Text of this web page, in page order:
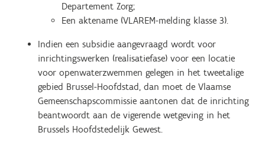
Departement Zorg;
Een aktename (VLAREM-melding klasse 3).
Indien een subsidie aangevraagd wordt voor
inrichtingswerken (realisatiefase) voor een locatie
voor openwaterzwemmen gelegen in het tweetalige
gebied Brussel-Hoofdstad, dan moet de Vlaamse
Gemeenschapscommissie aantonen dat de inrichting
beantwoordt aan de vigerende wetgeving in het
Brussels Hoofdstedelijk Gewest.